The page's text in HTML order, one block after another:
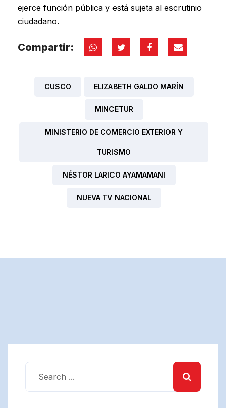
ejerce función pública y está sujeta al escrutinio
ciudadano.
Compartir:
CUSCO ELIZABETH GALDO MARÍN
MINCETUR
MINISTERIO DE COMERCIO EXTERIOR Y
TURISMO
NÉSTOR LARICO AYAMAMANI
NUEVA TV NACIONAL